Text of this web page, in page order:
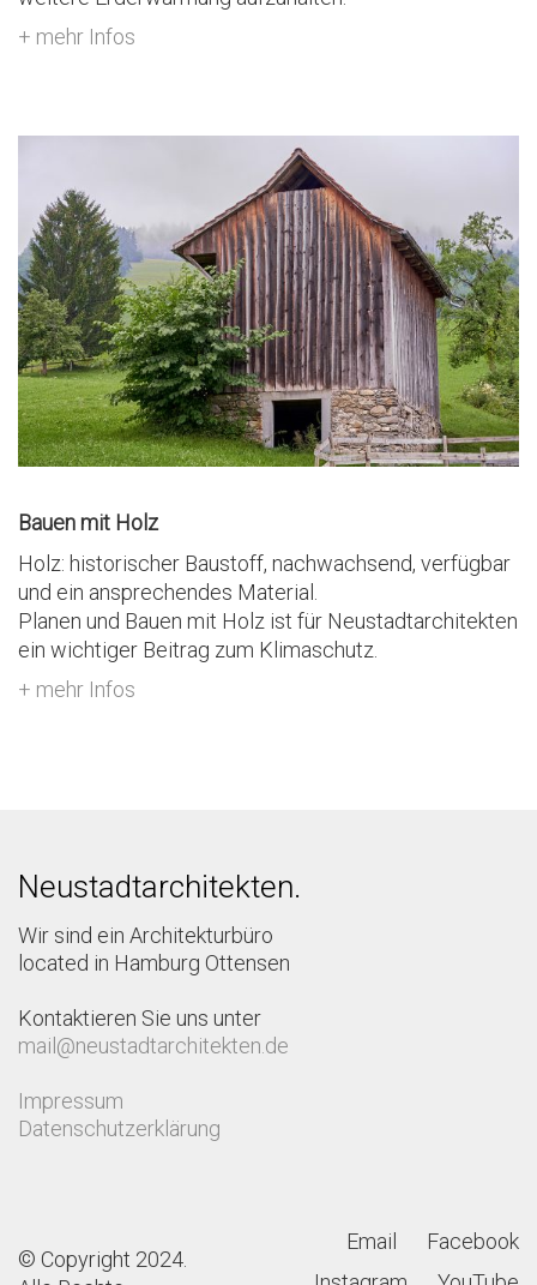
+ mehr Infos
Bauen mit Holz
Holz: historischer Baustoff, nachwachsend, verfügbar
und ein ansprechendes Material.
Planen und Bauen mit Holz ist für Neustadtarchitekten
ein wichtiger Beitrag zum Klimaschutz.
+ mehr Infos
Neustadtarchitekten.
Wir sind ein Architekturbüro
located in Hamburg Ottensen
Kontaktieren Sie uns unter
mail@neustadtarchitekten.de
Impressum
Datenschutzerklärung
Email
Facebook
© Copyright 2024.